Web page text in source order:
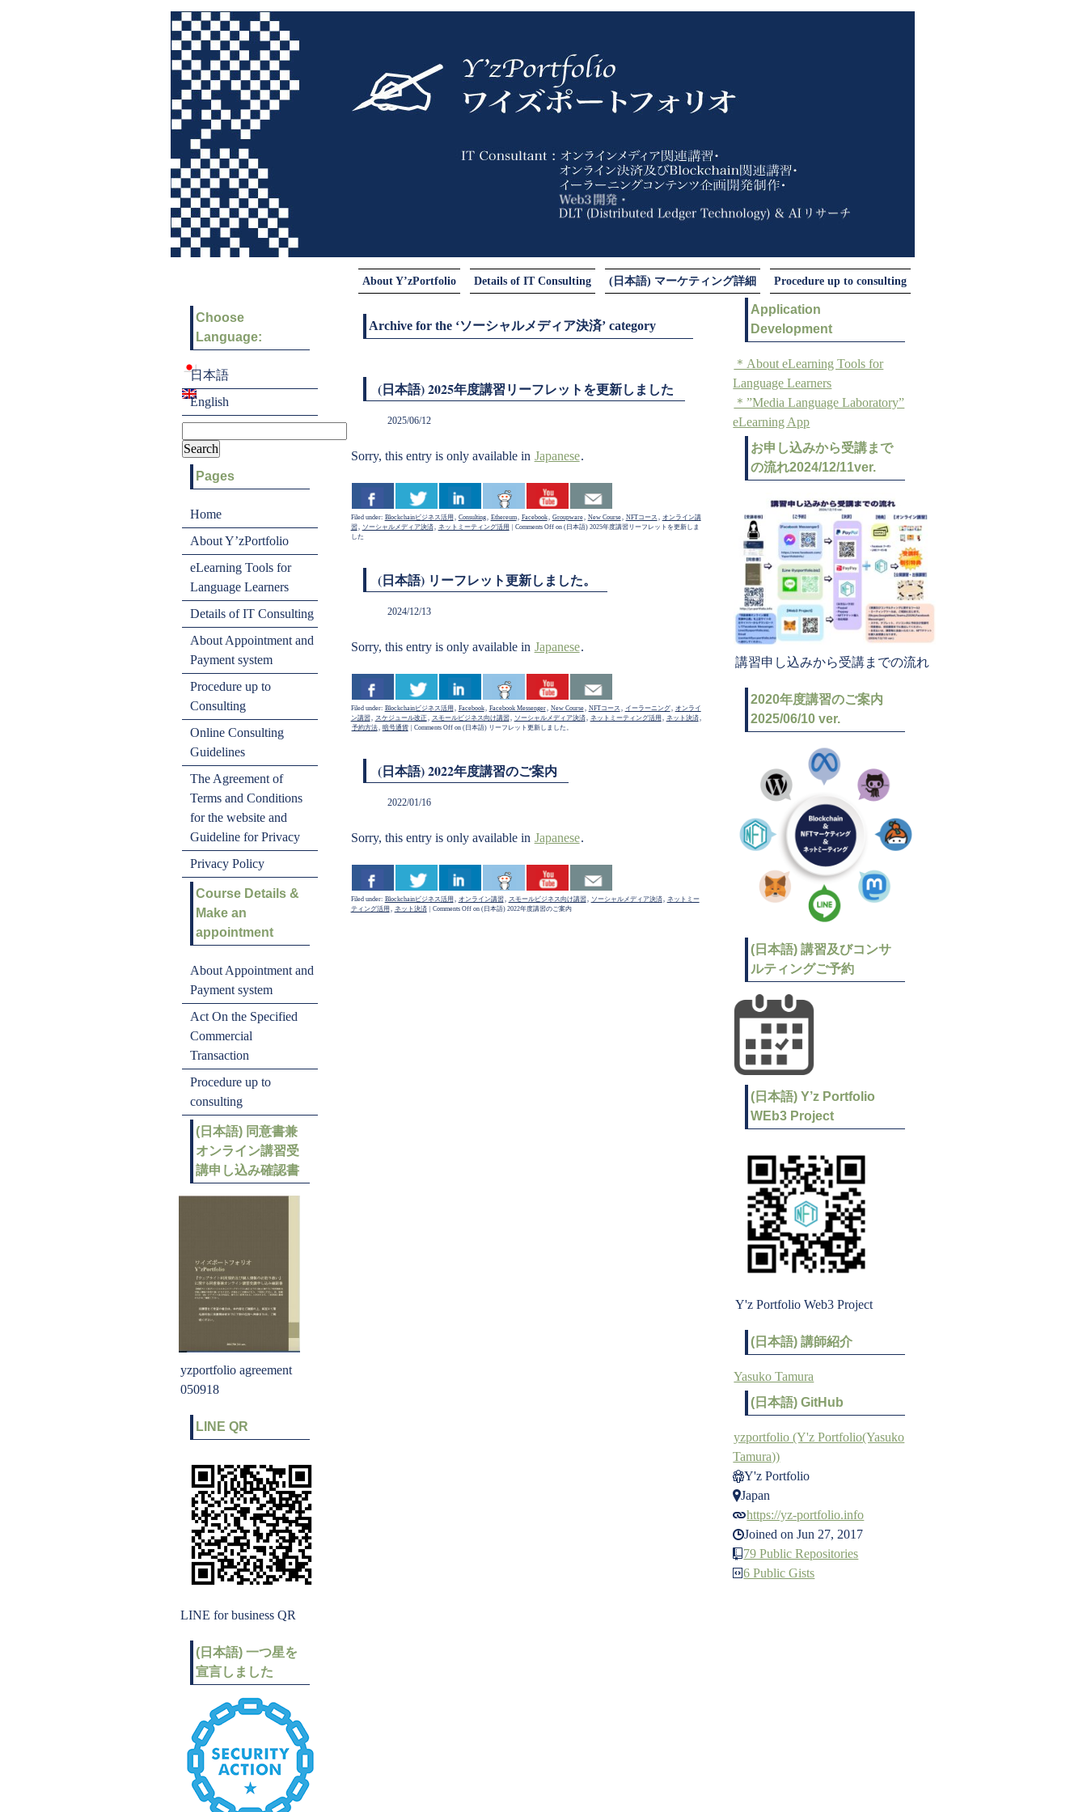
About Y’zPortfolio Details of IT Consulting (日本語) マーケティング詳細 Procedure up to consulting
Archive for the ‘ソーシャルメディア決済’ category
(日本語) 2025年度講習リーフレットを更新しました
2025/06/12
Sorry, this entry is only available in Japanese.
Filed under: Blockchainビジネス活用 , Consulting, Ethereum, Facebook, Groupware, New Course, NFTコース , オンライン講
習, ソーシャルメディア決済, ネットミーティング活用 Comments Offon (日本語) 2025年度講習リーフレットを更新しま
した
(日本語) リーフレット更新しました。
2024/12/13
Sorry, this entry is only available in Japanese.
Filed under: Blockchainビジネス活用 , Facebook, Facebook Messenger, New Course, NFTコース , イーラーニング, オンライ
ン講習, スケジュール改正, スモールビジネス向け講習, ソーシャルメディア決済, ネットミーティング活用 , ネット決済,
予約方法, 暗号通貨 Comments Offon (日本語) リーフレット更新しました。
(日本語) 2022年度講習のご案内
2022/01/16
Sorry, this entry is only available in Japanese.
Filed under: Blockchainビジネス活用 , オンライン講習, スモールビジネス向け講習, ソーシャルメディア決済, ネットミー
ティング活用 , ネット決済 Comments Offon (日本語) 2022年度講習のご案内
Application
Development
＊About eLearning Tools for
Language Learners
＊”Media Language Laboratory”
eLearning App
お申し込みから受講まで
の流れ2024/12/11ver.
講習申し込みから受講までの流れ
2020年度講習のご案内
2025/06/10 ver.
(日本語) 講習及びコンサ
ルティングご予約
(日本語) Y’z Portfolio
WEb3 Project
Y'z Portfolio Web3 Project
(日本語) 講師紹介
Yasuko Tamura
(日本語) GitHub
yzportfolio (Y'z Portfolio(Yasuko
Tamura))
Y'z Portfolio
Japan
https://yz-portfolio.info
Joined on Jun 27, 2017
79 Public Repositories
6 Public Gists
Choose
Language:
日本語
English
Pages
Home
About Y’zPortfolio
eLearning Tools for
Language Learners
Details of IT Consulting
About Appointment and
Payment system
Procedure up to
Consulting
Online Consulting
Guidelines
The Agreement of
Terms and Conditions
for the website and
Guideline for Privacy
Privacy Policy
Course Details &
Make an
appointment
About Appointment and
Payment system
Act On the Specified
Commercial
Transaction
Procedure up to
consulting
(日本語) 同意書兼
オンライン講習受
講申し込み確認書
yzportfolio agreement
050918
LINE QR
LINE for business QR
(日本語) 一つ星を
宣言しました